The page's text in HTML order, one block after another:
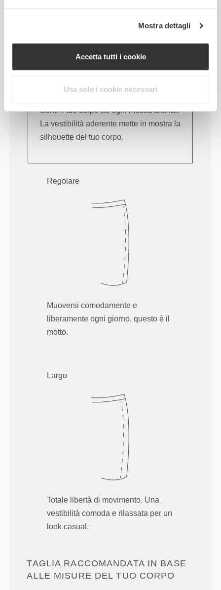
Mostra dettagli
Accetta tutti i cookie
Usa solo i cookie necessari
Senti il tuo corpo ad ogni mossa che fai.
La vestibilità aderente mette in mostra la
silhouette del tuo corpo.
Regolare
Muoversi comodamente e
liberamente ogni giorno, questo è il
motto.
Largo
Totale libertà di movimento. Una
vestibilità comoda e rilassata per un
look casual.
TAGLIA RACCOMANDATA IN BASE
ALLE MISURE DEL TUO CORPO